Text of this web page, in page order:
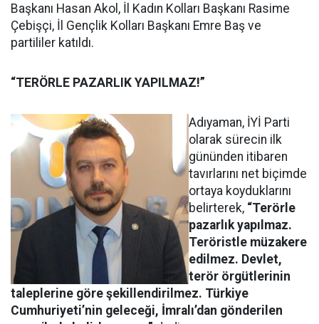
Başkanı Hasan Akol, İl Kadın Kolları Başkanı Rasime
Çebişçi, İl Gençlik Kolları Başkanı Emre Baş ve
partililer katıldı.
“TERÖRLE PAZARLIK YAPILMAZ!”
Adıyaman, İYİ Parti
olarak sürecin ilk
gününden itibaren
tavırlarını net biçimde
ortaya koyduklarını
belirterek, “Terörle
pazarlık yapılmaz.
Teröristle müzakere
edilmez. Devlet,
terör örgütlerinin
taleplerine göre şekillendirilmez. Türkiye
Cumhuriyeti’nin geleceği, İmralı’dan gönderilen